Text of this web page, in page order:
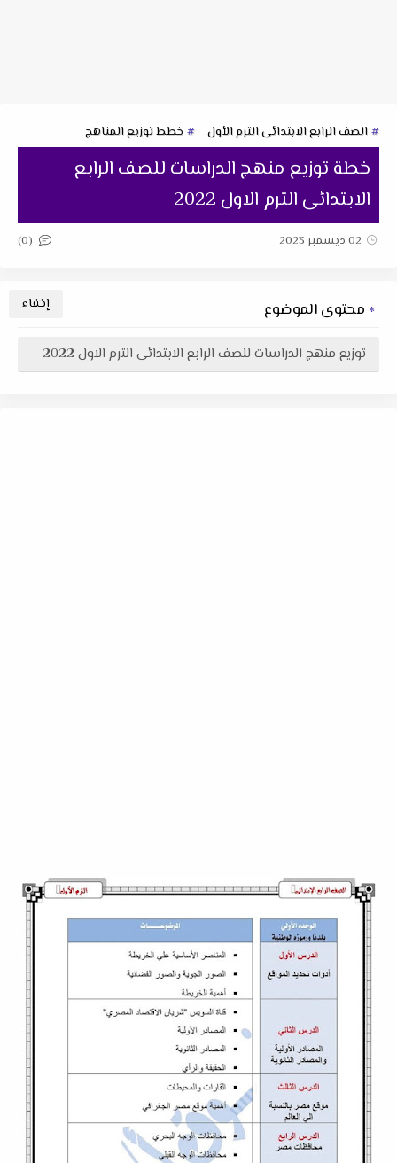
الصف الرابع الابتدائى الترم الأول خطط توزيع المناهج
خطة توزيع منهج الدراسات للصف الرابع
الابتدائى الترم الاول 2022
02 ديسمبر 2023 (0)
محتوى الموضوع
توزيع منهج الدراسات للصف الرابع الابتدائى الترم الاول 2022